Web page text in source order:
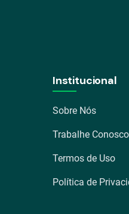
Institucional
Sobre Nós
Trabalhe Conosco
Termos de Uso
Política de